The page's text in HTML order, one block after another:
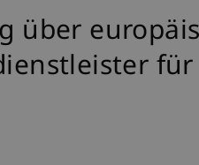
über
für